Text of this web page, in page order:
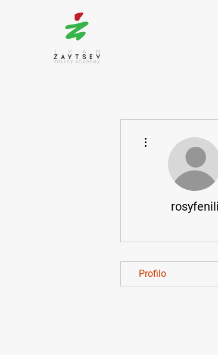
rosyfenili
Profilo